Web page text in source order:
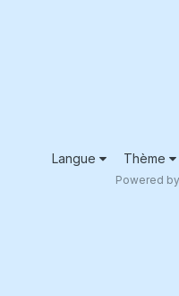
Langue Thème
Powered